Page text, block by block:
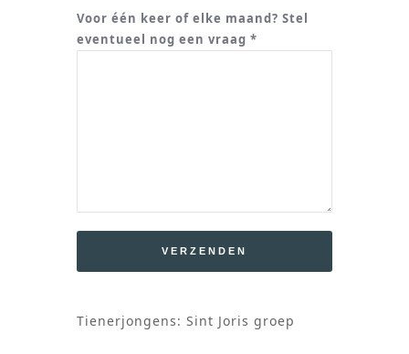
Voor één keer of elke maand? Stel
eventueel nog een vraag *
Tienerjongens: Sint Joris groep